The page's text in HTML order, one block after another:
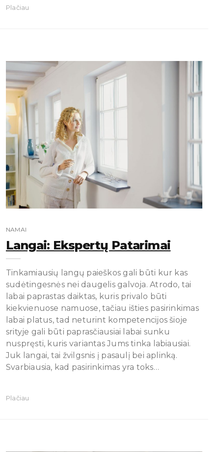
Plačiau
NAMAI
Langai: Ekspertų Patarimai
Tinkamiausių langų paieškos gali būti kur kas
sudėtingesnės nei daugelis galvoja. Atrodo, tai
labai paprastas daiktas, kuris privalo būti
kiekvienuose namuose, tačiau išties pasirinkimas
labai platus, tad neturint kompetencijos šioje
srityje gali būti paprasčiausiai labai sunku
nuspręsti, kuris variantas Jums tinka labiausiai.
Juk langai, tai žvilgsnis į pasaulį bei aplinką.
Svarbiausia, kad pasirinkimas yra toks…
Plačiau